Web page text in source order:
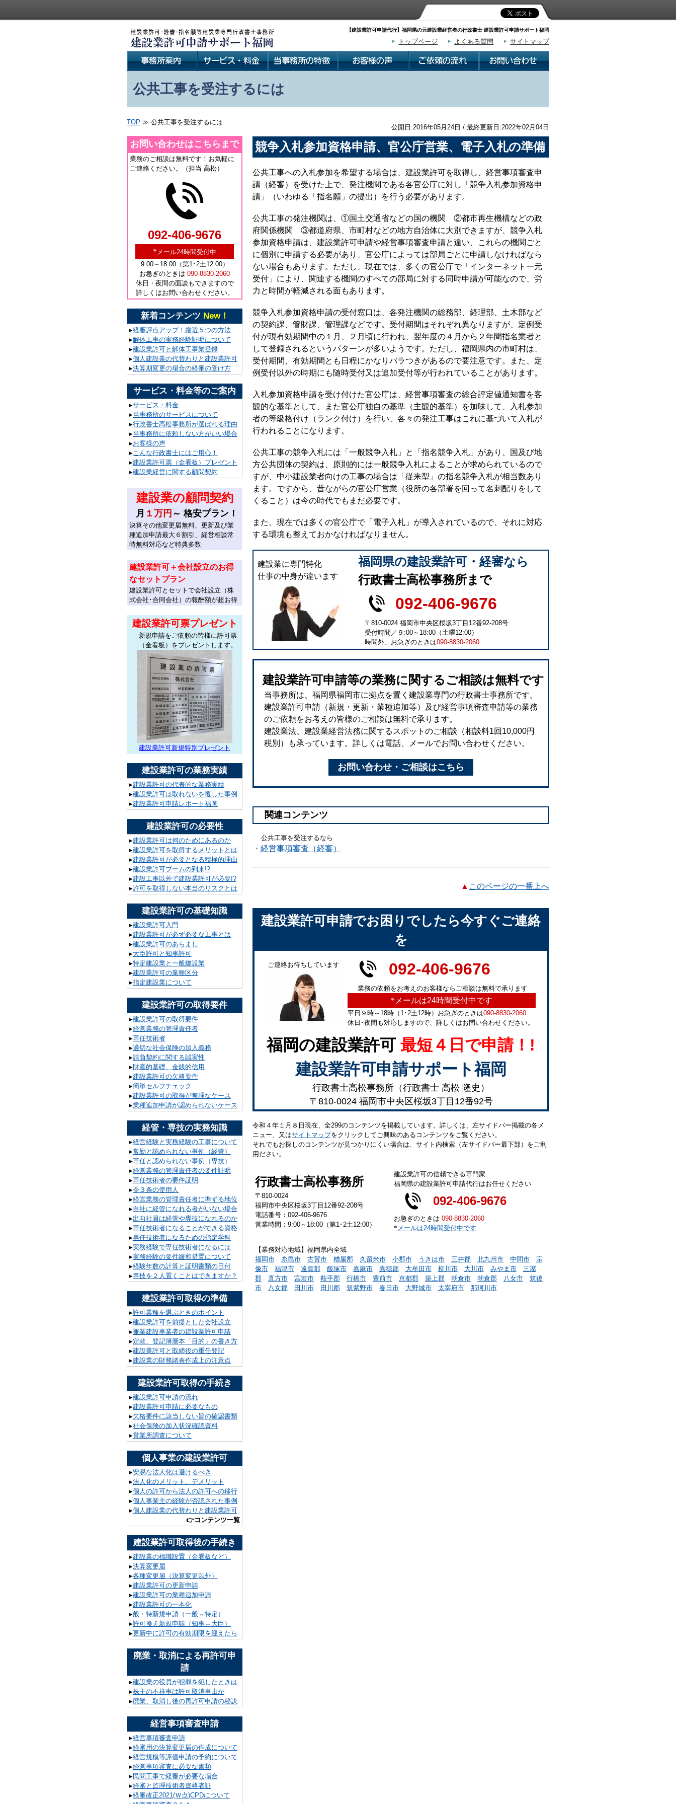
【建設業許可申請代行】福岡県の元建設業経営者の行政書士 建設業許可申請サポート福岡
トップページ よくある質問 サイトマップ
公共工事を受注するには
公開日:2016年05月24日 / 最終更新日:2022年02月04日
競争入札参加資格申請、官公庁営業、電子入札の準備
公共工事への入札参加を希望する場合は、建設業許可を取得し、経営事項審査申
請（経審）を受けた上で、発注機関である各官公庁に対し「競争入札参加資格申
請」（いわゆる「指名願」の提出）を行う必要があります。
公共工事の発注機関は、①国土交通省などの国の機関 ②都市再生機構などの政
府関係機関 ③都道府県、市町村などの地方自治体に大別できますが、競争入札
参加資格申請は、建設業許可申請や経営事項審査申請と違い、これらの機関ごと
に個別に申請する必要があり、官公庁によっては部局ごとに申請しなければなら
ない場合もあります。ただし、現在では、多くの官公庁で「インターネット一元
受付」により、関連する機関のすべての部局に対する同時申請が可能なので、労
力と時間が軽減される面もあります。
競争入札参加資格申請の受付窓口は、各発注機関の総務部、経理部、土木部など
の契約課、管財課、管理課などです。受付期間はそれぞれ異なりますが、定例受
付が現有効期間中の１月、２月頃に行われ、翌年度の４月から２年間指名業者と
して登録されるというパターンが多いようです。ただし、福岡県内の市町村は、
受付期間、有効期間とも日程にかなりバラつきがあるので要注意です。また、定
例受付以外の時期にも随時受付又は追加受付等が行われていることがあります。
入札参加資格申請を受け付けた官公庁は、経営事項審査の総合評定値通知書を客
観的な基準として、また官公庁独自の基準（主観的基準）を加味して、入札参加
者の等級格付け（ランク付け）を行い、各々の発注工事はこれに基づいて入札が
行われることになります。
公共工事の競争入札には「一般競争入札」と「指名競争入札」があり、国及び地
方公共団体の契約は、原則的には一般競争入札によることが求められているので
すが、中小建設業者向けの工事の場合は「従来型」の指名競争入札が相当数あり
ます。ですから、昔ながらの官公庁営業（役所の各部署を回って名刺配りをして
くること）は今の時代でもまだ必要です。
また、現在では多くの官公庁で「電子入札」が導入されているので、それに対応
する環境も整えておかなければなりません。
建設業に専門特化
仕事の中身が違います
福岡県の建設業許可・経審なら
行政書士高松事務所まで
092-406-9676
〒810-0024 福岡市中央区桜坂3丁目12番92-208号
受付時間／９:00～18:00（土曜12:00）
時間外、お急ぎのときは090-8830-2060
建設業許可申請等の業務に関するご相談は無料です
当事務所は、福岡県福岡市に拠点を置く建設業専門の行政書士事務所です。
建設業許可申請（新規・更新・業種追加等）及び経営事項審査申請等の業務
のご依頼をお考えの皆様のご相談は無料で承ります。
建設業法、建設業経営法務に関するスポットのご相談（相談料1回10,000円
税別）も承っています。詳しくは電話、メールでお問い合わせください。
お問い合わせ・ご相談はこちら
関連コンテンツ
公共工事を受注するなら
・ 経営事項審査（経審）
▲ このページの一番上へ
建設業許可申請でお困りでしたら今すぐご連絡
を
ご連絡お待ちしています 092-406-9676
業務の依頼をお考えのお客様ならご相談は無料で承ります
* メールは24時間受付中です
平日９時～18時（1･2土12時）お急ぎのときは090-8830-2060
休日･夜間も対応しますので、詳しくはお問い合わせください。
福岡の建設業許可 最短４日で申請！!
建設業許可申請サポート福岡
行政書士高松事務所（行政書士 高松 隆史）
〒810-0024 福岡市中央区桜坂3丁目12番92号
令和４年１月８日現在、全299のコンテンツを掲載しています。詳しくは、左サイドバー掲載の各メ
ニュー、又はサイトマップをクリックしてご興味のあるコンテンツをご覧ください。
それでもお探しのコンテンツが見つかりにくい場合は、サイト内検索（左サイドバー最下部）をご利
用ださい。
行政書士高松事務所
〒810-0024
福岡市中央区桜坂3丁目12番92-208号
電話番号：092-406-9676
営業時間：9:00～18:00（第1･2土12:00）
建設業許可の信頼できる専門家
福岡県の建設業許可申請代行はお任せください
092-406-9676
お急ぎのときは 090-8830-2060
* メールは24時間受付中です
【業務対応地域】福岡県内全域
福岡市
糸島市 古賀市 糟屋郡 久留米市 小郡市 うきは市 三井郡 北九州市 中間市
宗
像市
福津市 遠賀郡 飯塚市 嘉麻市 嘉穂郡 大牟田市 柳川市 大川市 みやま市
三潴
郡
直方市 宮若市 鞍手郡 行橋市 豊前市 京都郡 築上郡 朝倉市 朝倉郡 八女市
筑後
市
八女郡 田川市 田川郡 筑紫野市 春日市 大野城市 太宰府市 那珂川市
TOP ≫ 公共工事を受注するには
お問い合わせはこちらまで
業務のご相談は無料です！お気軽に
ご連絡ください。（担当 高松）
092-406-9676
* メール24時間受付中
9:00～18:00（第1･2土12:00）
お急ぎのときは 090-8830-2060
休日・夜間の面談もできますので
詳しくはお問い合わせください。
新着コンテンツ New！
▸経審評点アップ！厳選５つの方法
▸解体工事の実務経験証明について
▸建設業許可と解体工事業登録
▸個人建設業の代替わりと建設業許可
▸決算期変更の場合の経審の受け方
サービス・料金等のご案内
▸サービス・料金
▸当事務所のサービスについて
▸行政書士高松事務所が選ばれる理由
▸当事務所に依頼しない方がいい場合
▸お客様の声
▸こんな行政書士にはご用心！
▸建設業許可票（金看板）プレゼント
▸建設業経営に関する顧問契約
建設業の顧問契約
月 １万円 ～ 格安プラン！
決算その他変更届無料、更新及び業
種追加申請最大６割引、経営相談常
時無料対応など特典多数
建設業許可＋会社設立のお得
なセットプラン
建設業許可とセットで会社設立（株
式会社･合同会社）の報酬額が超お得
建設業許可票プレゼント
新規申請をご依頼の皆様に許可票
（金看板）をプレゼントします。
建設業許可新規特別プレゼント
建設業許可の業務実績
▸建設業許可の代表的な業務実績
▸建設業許可は取れないを覆した事例
▸建設業許可申請レポート福岡
建設業許可の必要性
▸建設業許可は何のためにあるのか
▸建設業許可を取得するメリットとは
▸建設業許可が必要となる積極的理由
▸建設業許可ブームの到来!?
▸建設工事以外で建設業許可が必要!?
▸許可を取得しない本当のリスクとは
建設業許可の基礎知識
▸建設業許可入門
▸建設業許可が必ず必要な工事とは
▸建設業許可のあらまし
▸大臣許可と知事許可
▸特定建設業と一般建設業
▸建設業許可の業種区分
▸指定建設業について
建設業許可の取得要件
▸建設業許可の取得要件
▸経営業務の管理責任者
▸専任技術者
▸適切な社会保険の加入義務
▸請負契約に関する誠実性
▸財産的基礎、金銭的信用
▸建設業許可の欠格要件
▸簡単セルフチェック
▸建設業許可の取得が無理なケース
▸業種追加申請が認められないケース
経管・専技の実務知識
▸経営経験と実務経験の工事について
▸常勤と認められない事例（経管）
▸専任と認められない事例（専技）
▸経営業務の管理責任者の要件証明
▸専任技術者の要件証明
▸令３条の使用人
▸経営業務の管理責任者に準ずる地位
▸自社に経管になれる者がいない場合
▸出向社員は経管や専技になれるのか
▸専任技術者になることができる資格
▸専任技術者になるための指定学科
▸実務経験で専任技術者になるには
▸実務経験の要件緩和措置について
▸経験年数の計算と証明書類の日付
▸専技を２人置くことはできますか？
建設業許可取得の準備
▸許可業種を選ぶときのポイント
▸建設業許可を前提とした会社設立
▸兼業建設事業者の建設業許可申請
▸定款、登記簿謄本「目的」の書き方
▸建設業許可と取締役の重任登記
▸建設業の財務諸表作成上の注意点
建設業許可取得の手続き
▸建設業許可申請の流れ
▸建設業許可申請に必要なもの
▸欠格要件に該当しない旨の確認書類
▸社会保険の加入状況確認資料
▸営業所調査について
個人事業の建設業許可
▸安易な法人化は避けるべき
▸法人化のメリット、デメリット
▸個人の許可から法人の許可への移行
▸個人事業主の経験が否認された事例
▸個人建設業の代替わりと建設業許可
👉コンテンツ一覧
建設業許可取得後の手続き
▸建設業の標識設置（金看板など）
▸決算変更届
▸各種変更届（決算変更以外）
▸建設業許可の更新申請
▸建設業許可の業種追加申請
▸建設業許可の一本化
▸般・特新規申請（一般⇔特定）
▸許可換え新規申請（知事⇔大臣）
▸更新中に許可の有効期限を迎えたら
廃業・取消による再許可申
請
▸建設業の役員が犯罪を犯したときは
▸株主の不祥事は許可取消事由か
▸廃業、取消し後の再許可申請の秘訣
経営事項審査申請
▸経営事項審査申請
▸経審用の決算変更届の作成について
▸経営規模等評価申請の予約について
▸経営事項審査に必要な書類
▸民間工事で経審が必要な場合
▸経審と監理技術者資格者証
▸経審改正2021(Ｗ点)CPDについて